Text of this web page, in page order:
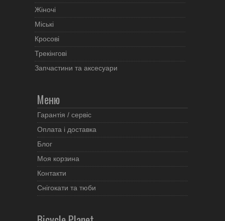
Жіночі
Міські
Кросові
Трекінгові
Запчастини та аксесуари
Меню
Гарантія / сервіс
Оплата і доставка
Блог
Моя корзина
Контакти
Снігокати та тюби